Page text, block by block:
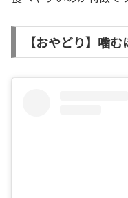
【おやどり】噛